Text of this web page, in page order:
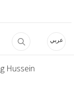
عربي
Hussein